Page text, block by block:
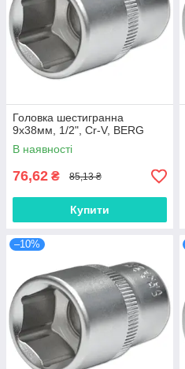
Головка шестигранна
9х38мм, 1/2", Cr-V, BERG
В наявності
76,62 ₴ 85,13 ₴
Купити
–10%